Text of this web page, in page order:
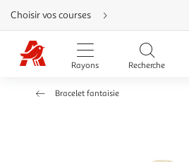
Aller
directement
au
contenu
Aller
directement
Aller
Choisir vos courses
Rayons Recherche
Bracelet fantaisie